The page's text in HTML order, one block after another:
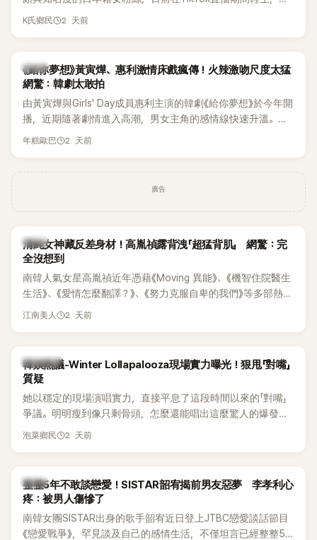
終不幸身亡，消息曝光後震驚韓網，也讓不少粉絲湧入社群平
K氏鄉民 2 天前
韓劇
《給你夢想》黃寅燁、惠利激情床戲瘋傳！火辣激吻尺度太猛
網驚：韓劇太敢拍
由黃寅燁與Girls' Day成員惠利主演的韓劇《給你夢想》於今年開
播，近期隨著劇情進入高潮，男女主角的感情線快速升溫。最
新播出的第8集不僅上演火辣吻戲，更接連出現床戲橋段，讓
年糕歐巴 2 天前
廣告
韓星
清純女神藏反差身材！高胤禎露背洩「超猛背肌」 網驚：完
全沒想到
南韓人氣女星高胤禎近年憑藉《Moving 異能》、《機智住院醫生
生活》、《愛情怎麼翻譯？》、《努力克服自卑的我們》等多部熱門
作品，躍升為韓劇新一代女神代表，不僅演技備受肯定，精緻
細身材下的超狂背肌與肩膀線條，反差感十足，讓不少網友看
傻直呼：「原來她身材這麼猛！」
江南美人 2 天前
熱議討論
韓娛熱議-Winter Lollapalooza現場實力曝光！狠甩「對嘴」
質疑
她以穩定的現場演唱實力，直接平息了這段時間以來的「對嘴」
爭議。明明瘦到像只剩骨頭，怎麼還能唱出這麼驚人的爆發力
和音量？
泡菜鄉民 2 天前
韓星
整整5年不敢談戀愛！SISTAR韶宥揭前男友惡夢 李孝利心
疼：被男人傷慘了
南韓女團SISTAR出身的歌手韶宥近日登上JTBC戀愛談話節目
《戀愛戰爭》，罕見談及自己的感情生活，不僅坦言已經整整5